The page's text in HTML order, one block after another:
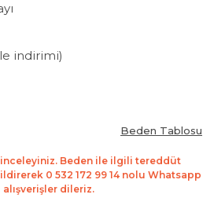
indirimi)
Beden Tablosu
Beden ile ilgili tereddüt
0 532 172 99 14 nolu Whatsapp
dileriz.